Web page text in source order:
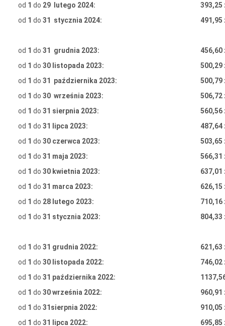
od 1 do 29 lutego 2024:
393,25
od 1 do 31 stycznia 2024: 491,95
od 1 do 31 grudnia 2023:
456,60
od 1 do 30 listopada 2023:
500,29
od 1 do 31 października 2023:
500,79
od 1 do 30 września 2023:
506,72
od 1 do 31 sierpnia 2023:
560,56
od 1 do 31 lipca 2023:
487,64
od 1 do 30 czerwca 2023:
503,65
od 1 do 31 maja 2023:
566,31
od 1 do 30 kwietnia 2023:
637,01
od 1 do 31 marca 2023:
626,15
od 1 do 28 lutego 2023:
710,16
od 1 do 31 stycznia 2023: 804,33
od 1 do 31 grudnia 2022:
621,63
od 1 do 30 listopada 2022:
746,02
od 1 do 31 października 2022:
od 1 do 30 września 2022:
960,91
od 1 do 31sierpnia 2022:
910,05
od 1 do 31 lipca 2022:
695,85